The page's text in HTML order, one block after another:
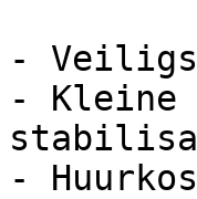
-
- Kleine
-